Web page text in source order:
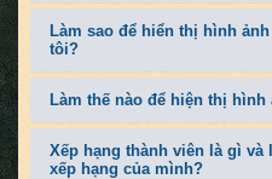
Làm sao để hiển thị hình
tôi?
Làm thế nào để hiện thị
Xếp hạng thành viên là gì và
xếp hạng của mình?